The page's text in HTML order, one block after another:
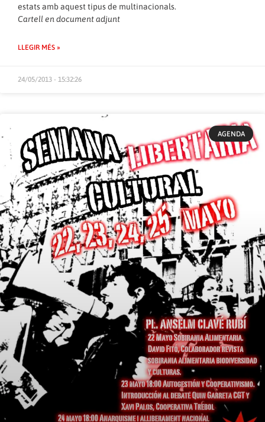
estats amb aquest tipus de multinacionals.
Cartell en document adjunt
LLEGIR MÉS »
24/05/2013 - 15:32:26
AGENDA